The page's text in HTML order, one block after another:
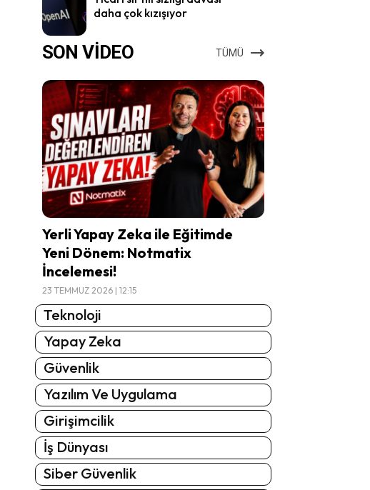
daha çok kızışıyor
SON VİDEO TÜMÜ
Yerli Yapay Zeka ile Eğitimde
Yeni Dönem: Notmatix
İncelemesi!
23 TEMMUZ 2026 | 12:15
Teknoloji
Yapay Zeka
Güvenlik
Yazılım Ve Uygulama
Girişimcilik
İş Dünyası
Siber Güvenlik